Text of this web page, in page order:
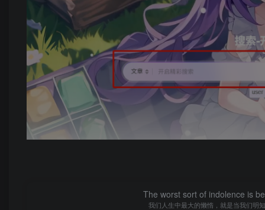
The worst sort of indolence is
我们人生中最大的懒惰，就是当我们明